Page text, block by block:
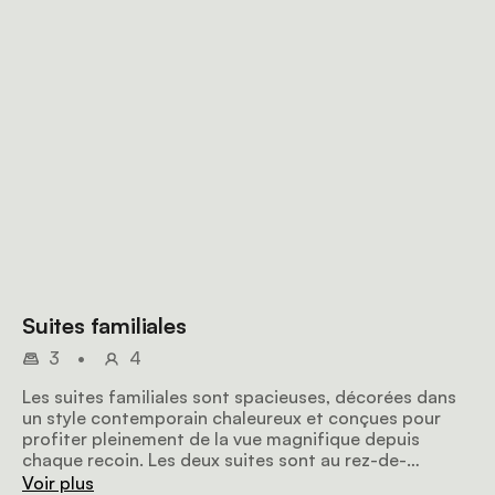
Suites familiales
3 •
4
Les suites familiales sont spacieuses, décorées dans
un style contemporain chaleureux et conçues pour
profiter pleinement de la vue magnifique depuis
chaque recoin. Les deux suites sont au rez-de-
chaussée et ont un accès direct à la plage.
Voir plus